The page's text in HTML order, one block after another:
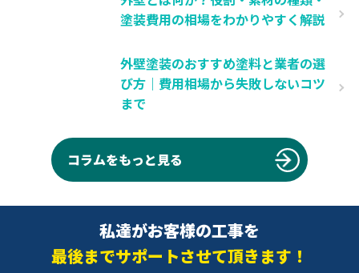
塗装費用の相場をわかりやすく解説
外壁塗装のおすすめ塗料と業者の選
び方｜費用相場から失敗しないコツ
まで
コラムをもっと見る
私達がお客様の工事を
最後までサポートさせて頂きます！